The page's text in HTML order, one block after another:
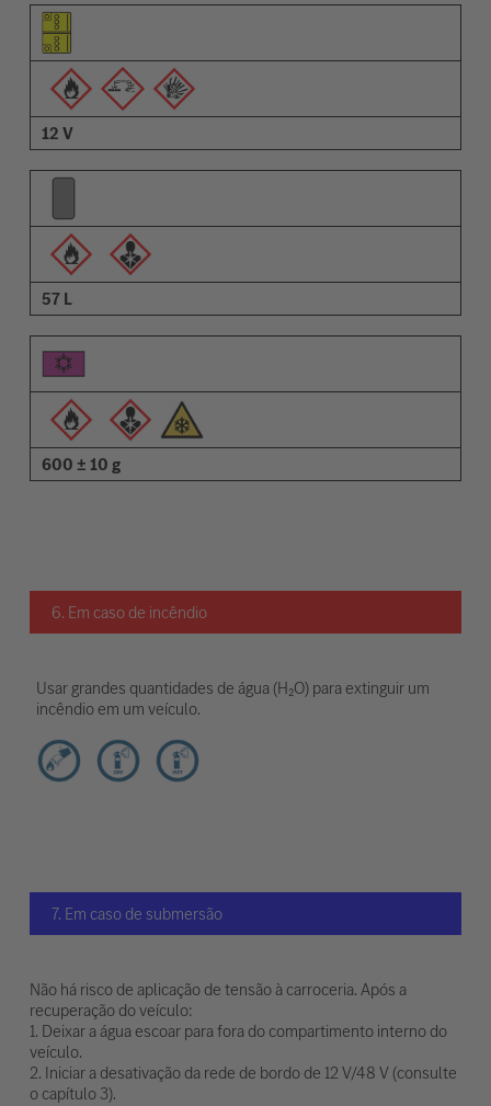
Pictograma do elemento
Pictogramas de advertências
Descrição
12 V
57 L
600 ± 10 g
6. Em caso de incêndio
Usar grandes quantidades de água (H₂O) para extinguir um
incêndio em um veículo.
7. Em caso de submersão
Não há risco de aplicação de tensão à carroceria. Após a
recuperação do veículo:
1. Deixar a água escoar para fora do compartimento interno do
veículo.
2. Iniciar a desativação da rede de bordo de 12 V/48 V (consulte
o capítulo 3).